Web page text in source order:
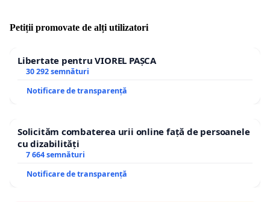
Petiții promovate de alți utilizatori
Libertate pentru VIOREL PAȘCA
30 292 semnături
Notificare de transparență
Solicităm combaterea urii online față de persoanele
cu dizabilități
7 664 semnături
Notificare de transparență